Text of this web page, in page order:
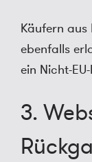
Käufern aus
ebenfalls
ein Nicht-
3.